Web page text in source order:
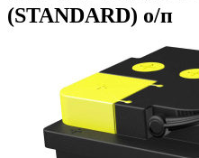
(STANDARD) о/п